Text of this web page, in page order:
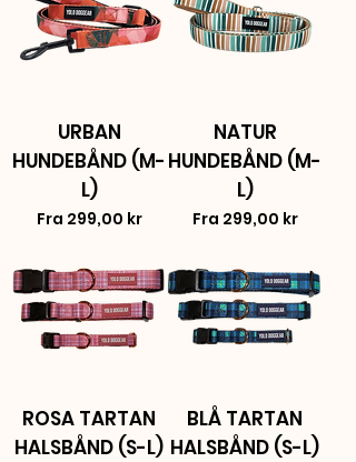
URBAN
HUNDEBÅND (M-
L)
Fra 299,00 kr
Salgspris
NATUR
HUNDEBÅND (M-
L)
Fra 299,00 kr
Salgspris
ROSA TARTAN
HALSBÅND (S-L)
BLÅ TARTAN
HALSBÅND (S-L)